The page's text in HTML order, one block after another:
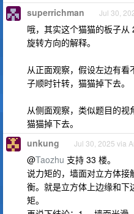
superrichman Jul 30,
哦，其实这个猫猫的板子
旋转方向的解释。
从正面观察，假设左边有
子顺时针转，猫猫掉下去。
从侧面观察，类似题目的视
猫猫掉下去。
unkung Jul 30, 2025 via
@Taozhu 支持 33 楼。
说力矩的，墙面对立方体
衡。就是立方体上边缘和
矩。